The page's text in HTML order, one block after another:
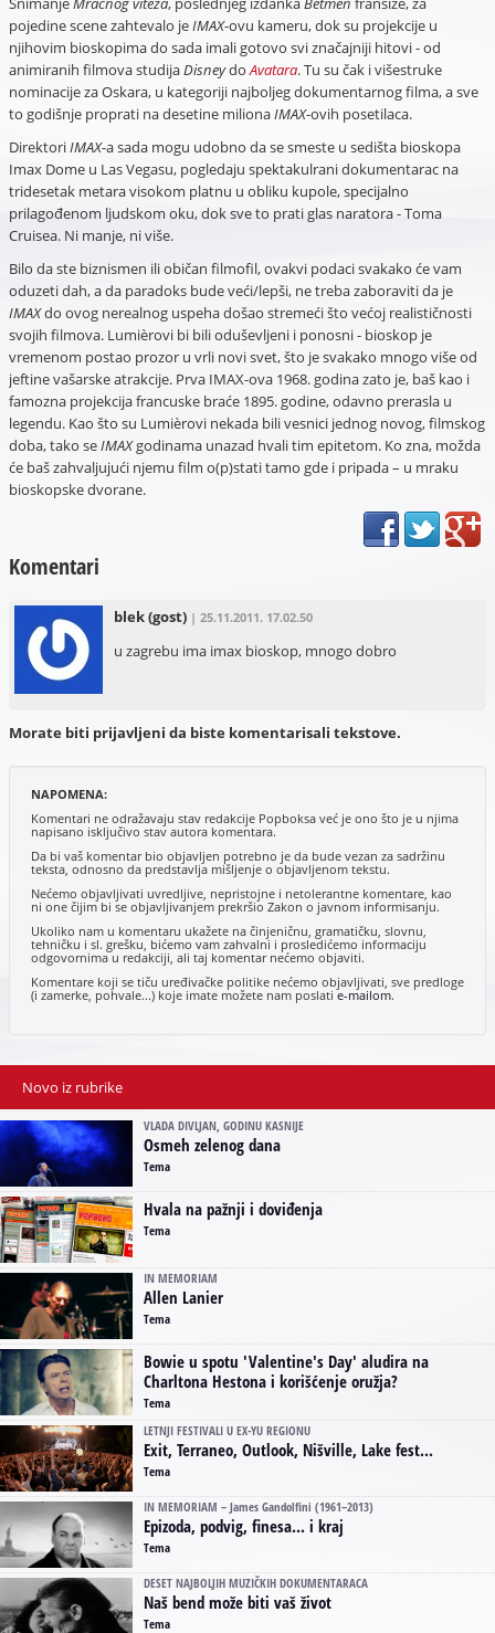
pojedine scene zahtevalo jeIMAX-ovu kameru, dok su projekcije u
njihovim bioskopima do sada imali gotovo svi značajniji hitovi - od
animiranih filmova studijaDisneydo Avatara. Tu su čak i višestruke
nominacije za Oskara, u kategoriji najboljeg dokumentarnog filma, a sve
to godišnje proprati na desetine milionaIMAX-ovih posetilaca.
DirektoriIMAX-a sada mogu udobno da se smeste u sedišta bioskopa
Imax Dome u Las Vegasu, pogledaju spektakulrani dokumentarac na
tridesetak metara visokom platnu u obliku kupole, specijalno
prilagođenom ljudskom oku, dok sve to prati glas naratora - Toma
Cruisea. Ni manje, ni više.
Bilo da ste biznismen ili običan filmofil, ovakvi podaci svakako će vam
oduzeti dah, a da paradoks bude veći/lepši, ne treba zaboraviti da je
IMAXdo ovog nerealnog uspeha došao stremeći što većoj realističnosti
svojih filmova. Lumièrovi bi bili oduševljeni i ponosni - bioskop je
vremenom postao prozor u vrli novi svet, što je svakako mnogo više od
jeftine vašarske atrakcije. Prva IMAX-ova 1968. godina zato je, baš kao i
famozna projekcija francuske braće 1895. godine, odavno prerasla u
legendu. Kao što su Lumièrovi nekada bili vesnici jednog novog, filmskog
doba, tako seIMAXgodinama unazad hvali tim epitetom. Ko zna, možda
će baš zahvaljujući njemu film o(p)stati tamo gde i pripada – u mraku
bioskopske dvorane.
Komentari
blek(gost) | 25.11.2011. 17.02.50
u zagrebu ima imax bioskop, mnogo dobro
Morate biti prijavljeni da biste komentarisali tekstove.
NAPOMENA:
Komentari ne odražavaju stav redakcije Popboksa već je ono što je u njima
napisano isključivo stav autora komentara.
Da bi vaš komentar bio objavljen potrebno je da bude vezan za sadržinu
teksta, odnosno da predstavlja mišljenje o objavljenom tekstu.
Nećemo objavljivati uvredljive, nepristojne i netolerantne komentare, kao
ni one čijim bi se objavljivanjem prekršio Zakon o javnom informisanju.
Ukoliko nam u komentaru ukažete na činjeničnu, gramatičku, slovnu,
tehničku i sl. grešku, bićemo vam zahvalni i prosledićemo informaciju
odgovornima u redakciji, ali taj komentar nećemo objaviti.
Komentare koji se tiču uređivačke politike nećemo objavljivati, sve predloge
(i zamerke, pohvale...) koje imate možete nam poslatie-mailom.
Novo iz rubrike
VLADA DIVLJAN, GODINU KASNIJE
Osmeh zelenog dana
Tema
Hvala na pažnji i doviđenja
Tema
IN MEMORIAM
Allen Lanier
Tema
Bowie u spotu 'Valentine's Day' aludira na
Charltona Hestona i korišćenje oružja?
Tema
LETNJI FESTIVALI U EX-YU REGIONU
Exit, Terraneo, Outlook, Nišville, Lake fest...
Tema
IN MEMORIAM – James Gandolfini (1961–2013)
Epizoda, podvig, finesa... i kraj
Tema
DESET NAJBOLJIH MUZIČKIH DOKUMENTARACA
Naš bend može biti vaš život
Tema